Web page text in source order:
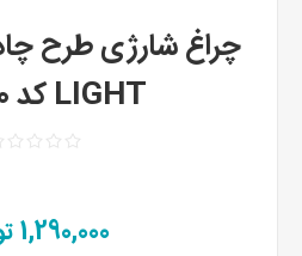
LIGHT کد TE500
1,290,000 تومان